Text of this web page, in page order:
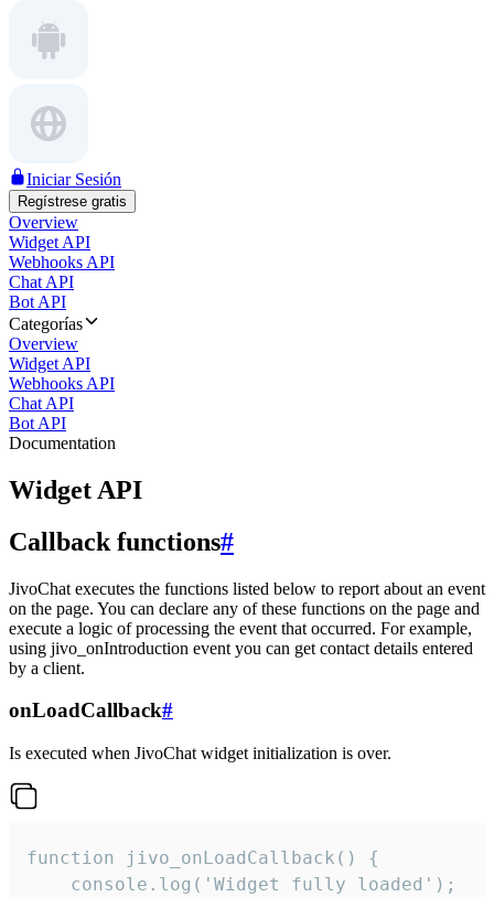
Iniciar Sesión
Regístrese gratis
Overview
Widget API
Webhooks API
Chat API
Bot API
Categorías
Overview
Widget API
Webhooks API
Chat API
Bot API
Documentation
Widget API
Callback functions#
JivoChat executes the functions listed below to report about an event
on the page. You can declare any of these functions on the page and
execute a logic of processing the event that occurred. For example,
using jivo_onIntroduction event you can get contact details entered
by a client.
onLoadCallback#
Is executed when JivoChat widget initialization is over.
function jivo_onLoadCallback() {
    console.log('Widget fully loaded');